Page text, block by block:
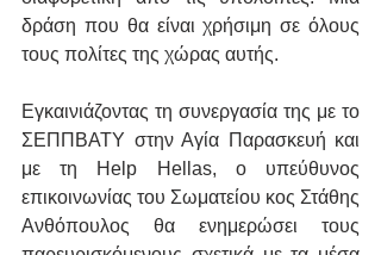
δράση που θα είναι χρήσιμη σε όλους
τους πολίτες της χώρας αυτής.
Εγκαινιάζοντας τη συνεργασία της με το
ΣΕΠΠΒΑΤΥ στην Αγία Παρασκευή και
με τη Help Hellas, ο υπεύθυνος
επικοινωνίας του Σωματείου κος Στάθης
Ανθόπουλος θα ενημερώσει τους